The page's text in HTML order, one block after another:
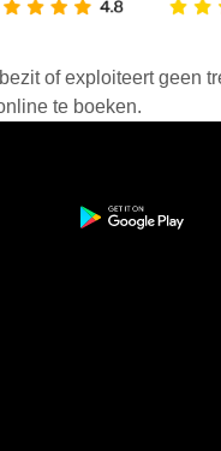
of exploiteert geen
te boeken.